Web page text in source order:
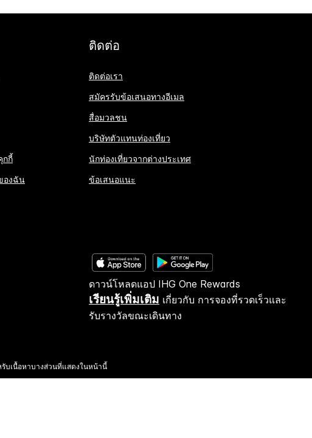
กกี้
องฉัน
ติดต่อ
ติดต่อเรา
สมัครรับข้อเสนอทางอีเมล
สื่อมวลชน
บริษัทตัวแทนท่องเที่ยว
นักท่องเที่ยวจากต่างประเทศ
ข้อเสนอแนะ
ดาวน์โหลดแอป IHG One Rewards
เรียนรู้เพิ่มเติม เกี่ยวกับ การจองที่รวดเร็วและ
รับรางวัลขณะเดินทาง
บเนื้อหาบางส่วนที่แสดงในหน้านี้